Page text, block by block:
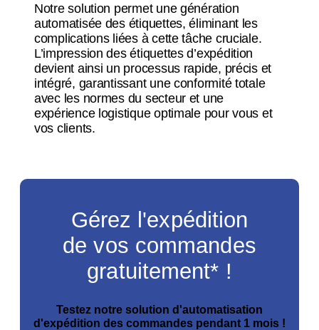
Notre solution permet une génération
automatisée des étiquettes, éliminant les
complications liées à cette tâche cruciale.
L’impression des étiquettes d’expédition
devient ainsi un processus rapide, précis et
intégré, garantissant une conformité totale
avec les normes du secteur et une
expérience logistique optimale pour vous et
vos clients.
Gérez l'expédition
de vos commandes
gratuitement* !
Testez notre solution d'automatisation
d'expédition des commandes pendant 1 mois !